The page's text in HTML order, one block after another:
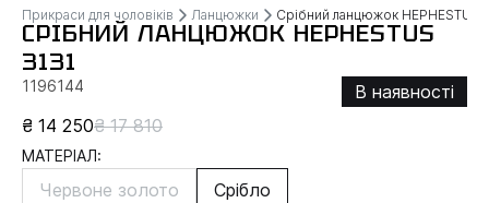
Прикраси для чоловіків Ланцюжки Срібний ланцюжок HEPHESTUS
СРІБНИЙ ЛАНЦЮЖОК HEPHESTUS
3131
1196144
В наявності
₴ 14 250₴ 17 810
МАТЕРІАЛ:
Червоне золото Срібло